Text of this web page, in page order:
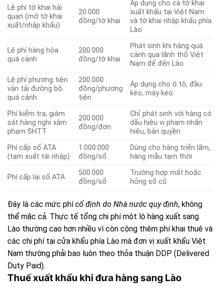
Lệ phí tờ khai hải
quan (mở tờ khai
xuất/nhập khẩu)
20.000
đồng/tờ khai
Áp dụng cho cả tờ khai
xuất khẩu tại Việt Nam
và tờ khai nhập khẩu phía
Lào
Lệ phí hàng hóa
quá cảnh
200.000
đồng/tờ khai
Phát sinh khi hàng quá
cảnh qua lãnh thổ Việt
Nam để đến Lào
Lệ phí phương tiện
vận tải đường bộ
quá cảnh
200.000
đồng/phương
tiện
Áp dụng cho ô tô, đầu
kéo, máy kéo
Phí kiểm tra, giám
sát hàng nghi xâm
phạm SHTT
200.000
đồng/đơn
Chỉ phát sinh với hàng có
dấu hiệu vi phạm nhãn
hiệu, bản quyền
Phí cấp sổ ATA
(tạm xuất tái nhập)
1.000.000
đồng/sổ
Dùng cho hàng triển lãm,
hàng mẫu tạm thời
Phí cấp lại sổ ATA
500.000
đồng/sổ
Trường hợp mất hoặc
hỏng sổ cũ
Đây là các mức phícố định do Nhà nước quy định, không
thể mặc cả. Thực tế tổng chi phí một lô hàng xuất sang
Lào thường cao hơn nhiều vì còn cộng thêm phí khai thuê và
các chi phí tại cửa khẩu phía Lào mà đơn vị xuất khẩu Việt
Nam thường phải bao luôn theo thỏa thuận DDP (Delivered
Duty Paid).
Thuế xuất khẩu khi đưa hàng sang Lào